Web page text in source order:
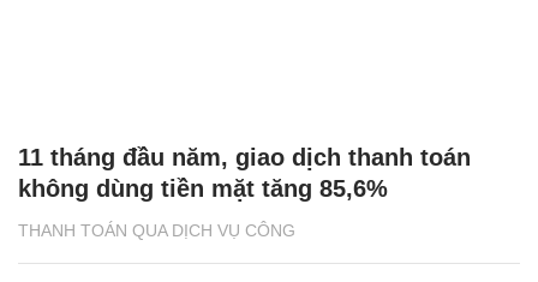
THANH TOÁN QUA DỊCH VỤ CÔNG
11 tháng đầu năm, giao dịch thanh toán
không dùng tiền mặt tăng 85,6%